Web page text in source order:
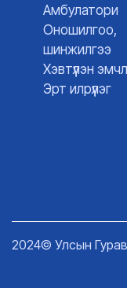
Амбулатори
Оношилгоо,
шинжилгээ
Хэвтүүлэн
Эрт илрүүлэг
2024© Улсын